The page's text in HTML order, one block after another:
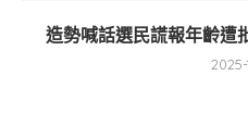
造勢喊話選民謊報年齡
2025-